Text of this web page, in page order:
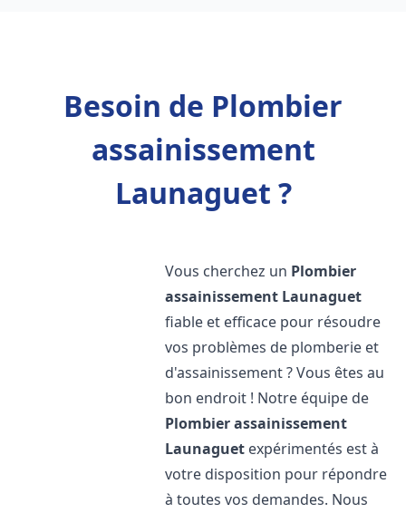
Besoin de Plombier
assainissement
Launaguet ?
Vous cherchez un Plombier
assainissement Launaguet
fiable et efficace pour résoudre
vos problèmes de plomberie et
d'assainissement ? Vous êtes au
bon endroit ! Notre équipe de
Plombier assainissement
Launaguet expérimentés est à
votre disposition pour répondre
à toutes vos demandes. Nous